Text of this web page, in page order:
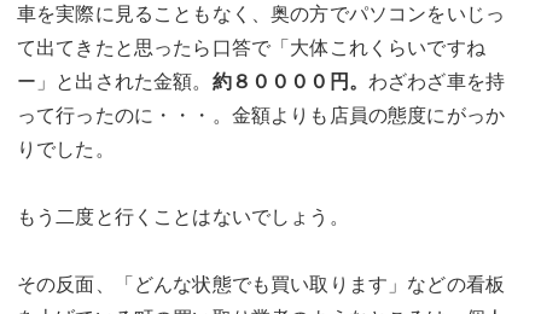
車を実際に見ることもなく、奥の方でパソコンをいじっ
て出てきたと思ったら口答で「大体これくらいですね
ー」と出された金額。 約８００００円。 わざわざ車を持
って行ったのに・・・。金額よりも店員の態度にがっか
りでした。
もう二度と行くことはないでしょう。
その反面、「どんな状態でも買い取ります」などの看板